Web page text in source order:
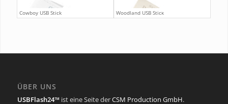
Cowboy USB Stick Woodland USB Stick
ÜBER UNS
USBFlash24™ ist eine Seite derCSM Production GmbH.